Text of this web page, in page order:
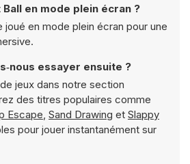
Ball en mode plein écran ?
joué en mode plein écran pour une
essayer ensuite ?
jeux dans notre section
des titres populaires comme
Escape, Sand Drawing et Slappy
pour jouer instantanément sur